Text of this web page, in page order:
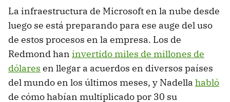
La infraestructura de Microsoft en la nube desde
luego se está preparando para ese auge del uso
de estos procesos en la empresa. Los de
Redmond han invertido miles de millones de
dólares en llegar a acuerdos en diversos países
del mundo en los últimos meses, y Nadella habló
de cómo habían multiplicado por 30 su